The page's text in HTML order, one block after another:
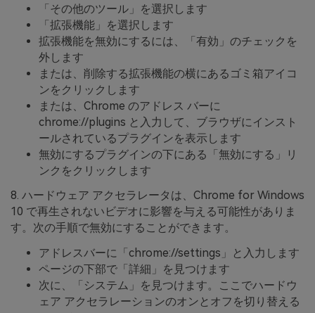
「その他のツール」を選択します
「拡張機能」を選択します
拡張機能を無効にするには、「有効」のチェックを
外します
または、削除する拡張機能の横にあるゴミ箱アイコ
ンをクリックします
または、Chrome のアドレス バーに
chrome://plugins と入力して、ブラウザにインスト
ールされているプラ​​グインを表示します
無効にするプラグインの下にある「無効にする」リ
ンクをクリックします
8. ハードウェア アクセラレータは、Chrome for Windows
10 で再生されないビデオに影響を与える可能性がありま
す。次の手順で無効にすることができます。
アドレスバーに「chrome://settings」と入力します
ページの下部で「詳細」を見つけます
次に、「システム」を見つけます。ここでハードウ
ェア アクセラレーションのオンとオフを切り替える